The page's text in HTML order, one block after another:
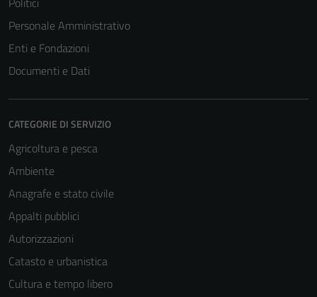
Personale Amministrativo
Enti e Fondazioni
Documenti e Dati
CATEGORIE DI SERVIZIO
Agricoltura e pesca
Ambiente
Anagrafe e stato civile
Appalti pubblici
Autorizzazioni
Catasto e urbanistica
Cultura e tempo libero